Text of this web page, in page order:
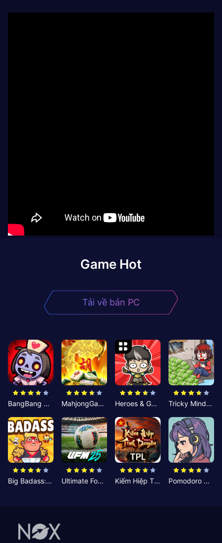
Game Hot
Tải về bản PC
BangBang Zombies:Chiến Shelter MahjongGame Heroes & Gear? Yoink! Tricky Minds: Brainy Puzzle
Big Badass: Game AFK Idle RPG Ultimate Football Manager Kiếm Hiệp Tình Duyên Pomodoro Nhỏ: Giờ Tập Trung